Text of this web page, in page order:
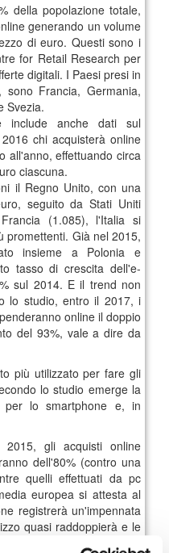
della popolazione totale,
generando un volume
di euro. Questi sono i
for Retail Research per
digitali. I Paesi presi in
Francia, Germania,
Svezia.
include anche dati sul
chi acquisterà online
all'anno, effettuando circa
ciascuna.
il Regno Unito, con una
seguito da Stati Uniti
(1.085), l'Italia si
promettenti. Già nel 2015,
insieme a Polonia e
tasso di crescita dell'e-
sul 2014. E il trend non
lo studio, entro il 2017, i
online il doppio
del 93%, vale a dire da
più utilizzato per fare gli
lo studio emerge la
per lo smartphone e, in
2015, gli acquisti online
dell'80% (contro una
quelli effettuati da pc
europea si attesta al
registrerà un'impennata
quasi raddoppierà e le